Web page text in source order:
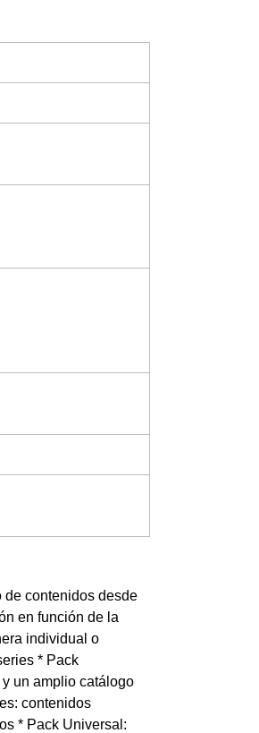
de contenidos desde
en función de la
individual o
* Pack
un amplio catálogo
contenidos
* Pack Universal: